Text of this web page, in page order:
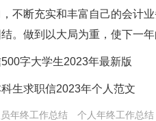
不断充实和丰富自己的会计
。做到以大局为重，使下一年
500字大学生2023年最新版
生求职信2023年个人范文
年终工作总结 个人年终工作总结